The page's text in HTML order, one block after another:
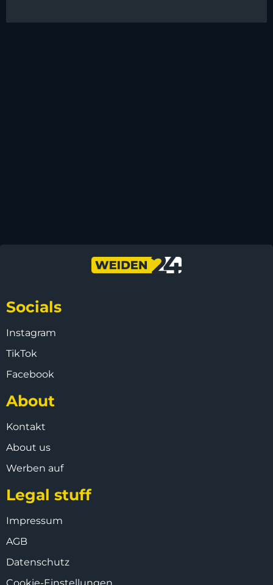
Socials
Instagram
TikTok
Facebook
About
Kontakt
About us
Werben auf
Legal stuff
Impressum
AGB
Datenschutz
Cookie-Einstellungen